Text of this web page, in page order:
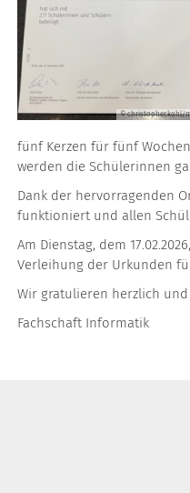
© christopher.kohl/
fünf Kerzen für fünf
werden die Schülerinnen
Dank der hervorragenden
funktioniert und allen
Am Dienstag, dem
Verleihung der Urkunden
Wir gratulieren herzlich
Fachschaft Informatik